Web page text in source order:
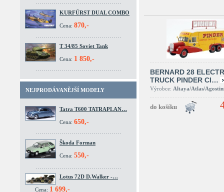
KURFÜRST DUAL COMBO
Cena: 870,-
T 34/85 Soviet Tank
Cena: 1 850,-
NEJPRODÁVANĚJŠÍ MODELY
Tatra T600 TATRAPLAN…
Cena: 650,-
Škoda Forman
Cena: 550,-
Lotus 72D D.Walker -…
Cena: 1 699,-
BERNARD 28
TRUCK PINDER CI…
Výrobce: Altaya/Atlas/